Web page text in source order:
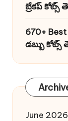
బ్రేకప్ కోట్స్
670+ Best
డబ్బు కోట్స్
June 2026